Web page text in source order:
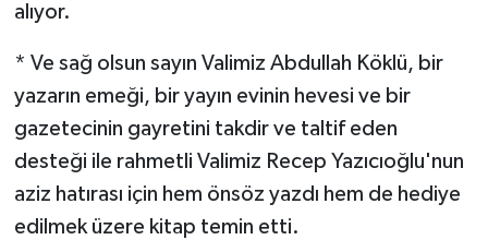
alıyor.
* Ve sağ olsun sayın Valimiz Abdullah Köklü, bir
yazarın emeği, bir yayın evinin hevesi ve bir
gazetecinin gayretini takdir ve taltif eden
desteği ile rahmetli Valimiz Recep Yazıcıoğlu'nun
aziz hatırası için hem önsöz yazdı hem de hediye
edilmek üzere kitap temin etti.